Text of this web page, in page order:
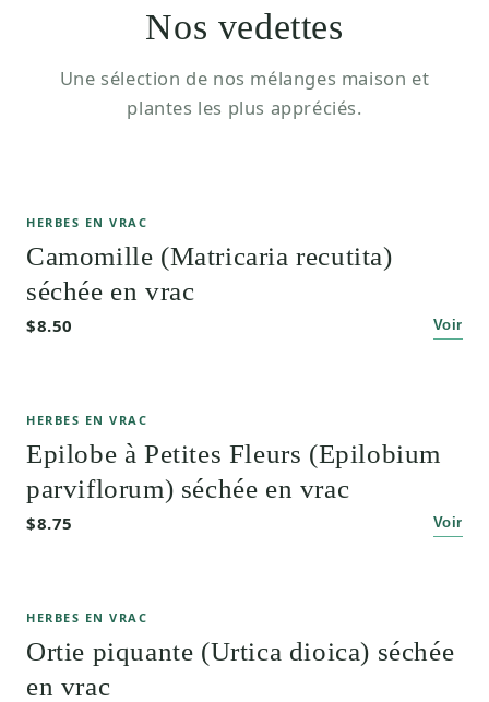
Nos vedettes
Une sélection de nos mélanges maison et
plantes les plus appréciés.
HERBES EN VRAC
Camomille (Matricaria recutita)
séchée en vrac
$8.50 Voir
HERBES EN VRAC
Epilobe à Petites Fleurs (Epilobium
parviflorum) séchée en vrac
$8.75 Voir
HERBES EN VRAC
Ortie piquante (Urtica dioica) séchée
en vrac